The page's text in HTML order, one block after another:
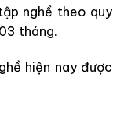
nghề theo quy
tháng.
hiện nay được